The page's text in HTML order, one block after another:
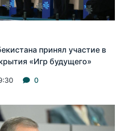
принял участие в
«Игр будущего»
0